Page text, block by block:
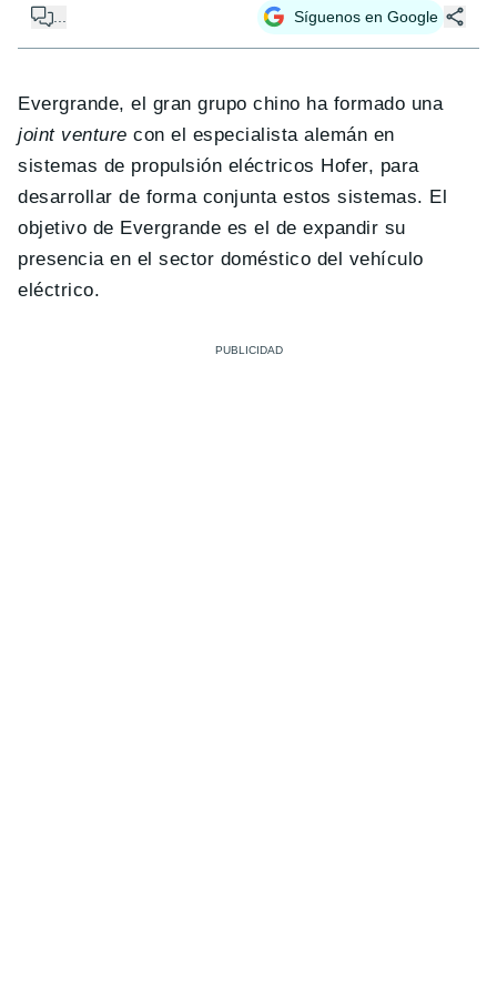
Síguenos en Google
Evergrande, el gran grupo chino ha formado una
joint venture con el especialista alemán en
sistemas de propulsión eléctricos Hofer, para
desarrollar de forma conjunta estos sistemas. El
objetivo de Evergrande es el de expandir su
presencia en el sector doméstico del vehículo
eléctrico.